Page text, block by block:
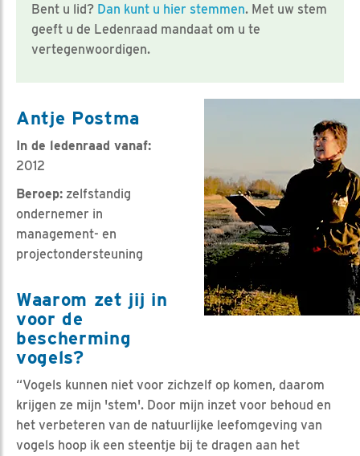
Bent u lid? Dan kunt u hier stemmen. Met uw stem
geeft u de Ledenraad mandaat om u te
vertegenwoordigen.
Antje Postma
In de ledenraad vanaf:
2012
Beroep: zelfstandig
ondernemer in
management- en
projectondersteuning
Waarom zet jij in
voor de
bescherming
vogels?
“Vogels kunnen niet voor zichzelf op komen, daarom
krijgen ze mijn 'stem'. Door mijn inzet voor behoud en
het verbeteren van de natuurlijke leefomgeving van
vogels hoop ik een steentje bij te dragen aan het